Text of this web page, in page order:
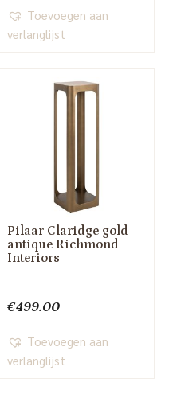
Toevoegen aan
verlanglijst
Pilaar Claridge gold
antique Richmond
Interiors
€499.00
Toevoegen aan
verlanglijst